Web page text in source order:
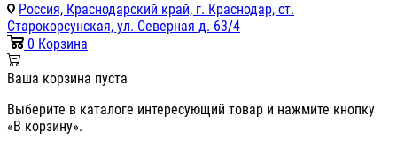
Россия, Краснодарский край, г. Краснодар, ст.
Старокорсунская, ул. Северная д. 63/4
0 Корзина
Ваша корзина пуста
Выберите в каталоге интересующий товар и нажмите кнопку
«В корзину».